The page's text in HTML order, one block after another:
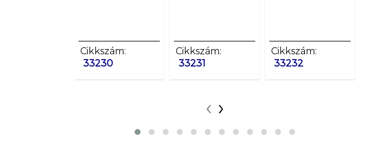
Cikkszám:
33230
Cikkszám:
33231
Cikkszám:
33232
‹ ›